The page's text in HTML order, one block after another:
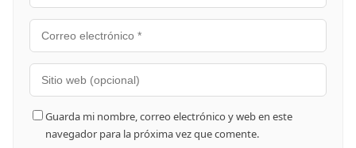
Guarda mi nombre, correo electrónico y web en este
navegador para la próxima vez que comente.